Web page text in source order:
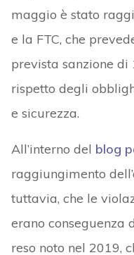
maggio è stato
e la FTC, che
prevista sanzione
rispetto degli
e sicurezza.
All’interno del blog
raggiungimento
tuttavia, che le
erano conseguenza
reso noto nel 2019,